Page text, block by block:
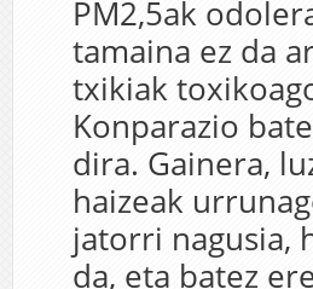
PM2,5ak
tamaina ez da
txikiak
Konparazio
dira. Gainera,
haizeak
jatorri nagusia,
da, eta batez